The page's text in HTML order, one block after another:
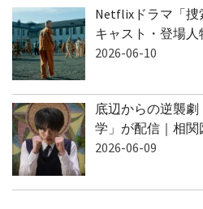
Netflixドラマ「捜
キャスト・登場
2026-06-10
底辺からの逆襲
学」が配信｜相
2026-06-09